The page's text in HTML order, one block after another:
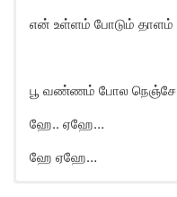
என் உள்ளம் போடும் தாளம்
பூ வண்ணம் போல நெஞ்சே
ஹே.. ஏஹே…
ஹே ஏஹே…